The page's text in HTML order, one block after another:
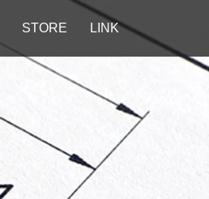
STORE LINK